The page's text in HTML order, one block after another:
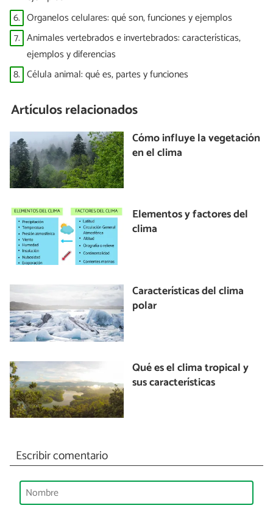
6. Organelos celulares: qué son, funciones y ejemplos
7. Animales vertebrados e invertebrados: características,
ejemplos y diferencias
8. Célula animal: qué es, partes y funciones
Artículos relacionados
Cómo influye la vegetación
en el clima
Elementos y factores del
clima
Características del clima
polar
Qué es el clima tropical y
sus características
Escribir comentario